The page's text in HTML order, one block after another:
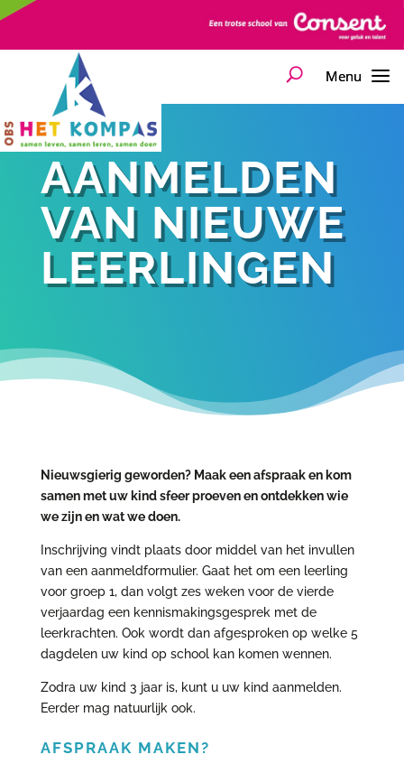
AANMELDEN
VAN NIEUWE
LEERLINGEN
Nieuwsgierig geworden? Maak een afspraak en kom
samen met uw kind sfeer proeven en ontdekken wie
we zijn en wat we doen.
Inschrijving vindt plaats door middel van het invullen
van een aanmeldformulier. Gaat het om een leerling
voor groep 1, dan volgt zes weken voor de vierde
verjaardag een kennismakingsgesprek met de
leerkrachten. Ook wordt dan afgesproken op welke 5
dagdelen uw kind op school kan komen wennen.
Zodra uw kind 3 jaar is, kunt u uw kind aanmelden.
Eerder mag natuurlijk ook.
AFSPRAAK MAKEN?